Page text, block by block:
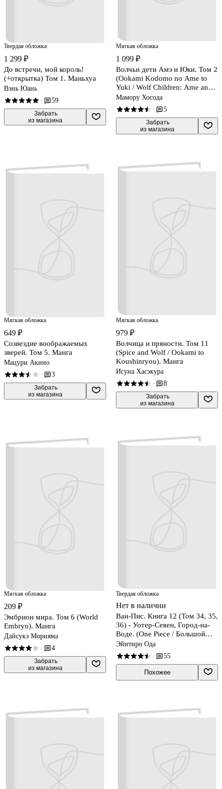
Твердая обложка
1 299 ₽
До встречи, мой король!
(+открытка) Том 1. Маньхуа
Вэнь Юань
· 59
Забрать
из магазина
Мягкая обложка
1 099 ₽
Волчьи дети Амэ и Юки. Том 2
(Ookami Kodomo no Ame to
Yuki / Wolf Children: Ame and
Yuki). Манга
Мамору Хосода
· 5
Забрать
из магазина
Мягкая обложка
649 ₽
Созвездие воображаемых
зверей. Том 5. Манга
Мацури Акино
· 3
Забрать
из магазина
Мягкая обложка
979 ₽
Волчица и пряности. Том 11
(Spice and Wolf / Ookami to
Koushinryou). Манга
Исуна Хасэкура
· 8
Забрать
из магазина
Мягкая обложка
209 ₽
Эмбрион мира. Том 6 (World
Embryo). Манга
Дайсукэ Морияма
· 4
Забрать
из магазина
Твердая обложка
Нет в наличии
Ван-Пис. Книга 12 (Том 34, 35,
36) - Уотер-Севен, Город-на-
Воде. (One Piece / Большой
куш). Манга
Эйитиро Ода
· 55
Похожее